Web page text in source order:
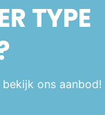
TYPE
ons aanbod!